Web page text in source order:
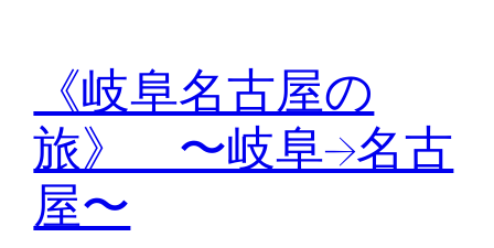
《岐阜名古屋の
旅》 〜岐阜→名古
屋〜